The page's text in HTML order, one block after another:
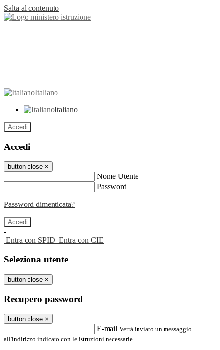
Salta al contenuto
Italiano
Italiano
Accedi
Accedi
button close ×
Nome Utente
Password
Password dimenticata?
-
Entra con SPID Entra con CIE
Seleziona utente
button close ×
Recupero password
button close ×
E-mail Verrà inviato un messaggio
all'indirizzo indicato con le istruzioni necessarie.